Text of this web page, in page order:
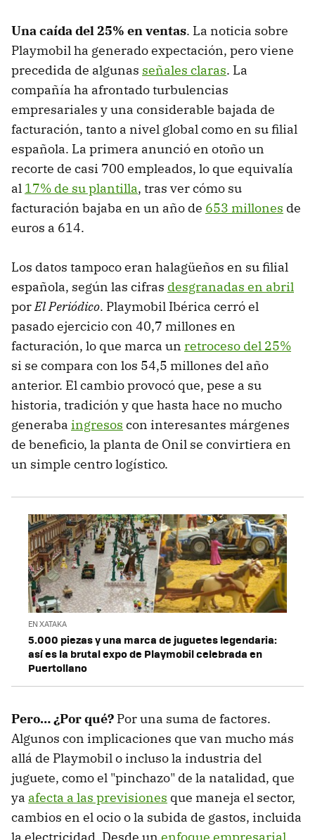
Una caída del 25% en ventas. La noticia sobre
Playmobil ha generado expectación, pero viene
precedida de algunas señales claras. La
compañía ha afrontado turbulencias
empresariales y una considerable bajada de
facturación, tanto a nivel global como en su filial
española. La primera anunció en otoño un
recorte de casi 700 empleados, lo que equivalía
al 17% de su plantilla, tras ver cómo su
facturación bajaba en un año de 653 millones de
euros a 614.
Los datos tampoco eran halagüeños en su filial
española, según las cifras desgranadas en abril
porEl Periódico. Playmobil Ibérica cerró el
pasado ejercicio con 40,7 millones en
facturación, lo que marca un retroceso del 25%
si se compara con los 54,5 millones del año
anterior. El cambio provocó que, pese a su
historia, tradición y que hasta hace no mucho
generaba ingresos con interesantes márgenes
de beneficio, la planta de Onil se convirtiera en
un simple centro logístico.
EN XATAKA
5.000 piezas y una marca de juguetes legendaria:
así es la brutal expo de Playmobil celebrada en
Puertollano
Pero… ¿Por qué? Por una suma de factores.
Algunos con implicaciones que van mucho más
allá de Playmobil o incluso la industria del
juguete, como el "pinchazo" de la natalidad, que
ya afecta a las previsiones que maneja el sector,
cambios en el ocio o la subida de gastos, incluida